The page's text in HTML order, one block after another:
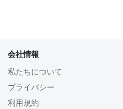
会社情報
私たちについて
プライバシー
利用規約